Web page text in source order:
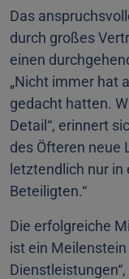
Das
durch großes
einen
„Nicht immer hat
gedacht hatten.
Detail“, erinnert
des Öfteren neue
letztendlich nur
Beteiligten.“
Die erfolgreiche
ist ein